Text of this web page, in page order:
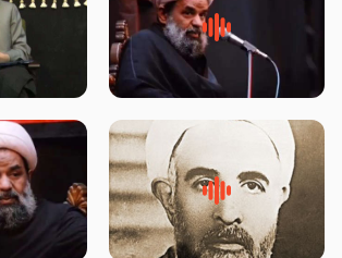
روضه جانسوز پاره های جگر امام
حسن مجتبی علیه السلام-حجت
لقب حضرت
چه معناست
روضه‌ی مجلس یزید ملعون و
اسارت اهل‌بیت علیهم‌السلام –
سلام جوانی
السلام